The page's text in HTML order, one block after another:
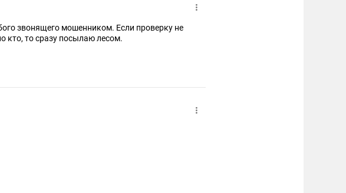
звонящего мошенником. Если проверку не
кто, то сразу посылаю лесом.